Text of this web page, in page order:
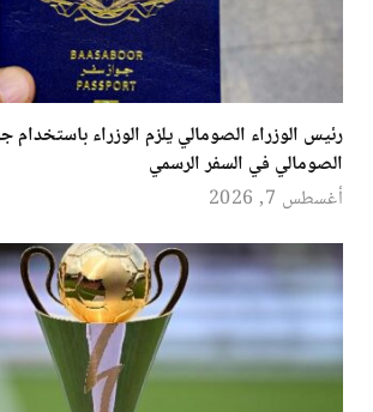
رئيس الوزراء الصومالي يلزم الوزراء باستخدام
الصومالي في السفر الرسمي
أغسطس 7, 2026